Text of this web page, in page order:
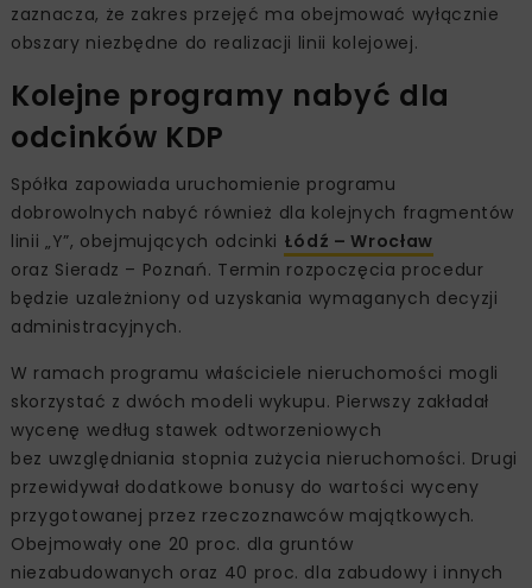
zaznacza, że zakres przejęć ma obejmować wyłącznie
obszary niezbędne do realizacji linii kolejowej.
Kolejne programy nabyć dla
odcinków KDP
Spółka zapowiada uruchomienie programu
dobrowolnych nabyć również dla kolejnych fragmentów
linii „Y”, obejmujących odcinki Łódź – Wrocław
oraz Sieradz – Poznań. Termin rozpoczęcia procedur
będzie uzależniony od uzyskania wymaganych decyzji
administracyjnych.
W ramach programu właściciele nieruchomości mogli
skorzystać z dwóch modeli wykupu. Pierwszy zakładał
wycenę według stawek odtworzeniowych
bez uwzględniania stopnia zużycia nieruchomości. Drugi
przewidywał dodatkowe bonusy do wartości wyceny
przygotowanej przez rzeczoznawców majątkowych.
Obejmowały one 20 proc. dla gruntów
niezabudowanych oraz 40 proc. dla zabudowy i innych